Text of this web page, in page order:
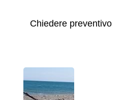
Chiedere preventivo